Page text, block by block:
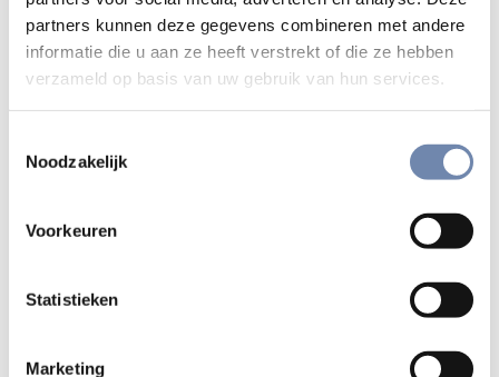
partners kunnen deze gegevens combineren met andere
informatie die u aan ze heeft verstrekt of die ze hebben
verzameld op basis van uw gebruik van hun services.
Noodzakelijk
Voorkeuren
Statistieken
Marketing
Klassiek is een dienst van zes of acht weken in een
verpleeginrichting, waar men als ongeschoolde
kracht hulp biedt en van nabij met lichamelijke en
Het belangrijkste experiment is ongetwijfeld de
dertigdaagse Geestelijke Oefeningen. Dit is een
intensieve tijd van stilte en meditatie, waarin het er
om gaat ‘de Schepper in direct contact met zijn
Schepper en Heer’. In de Geestelijke Oefeningen
diens leven ontdekt de retraitant meer en meer het